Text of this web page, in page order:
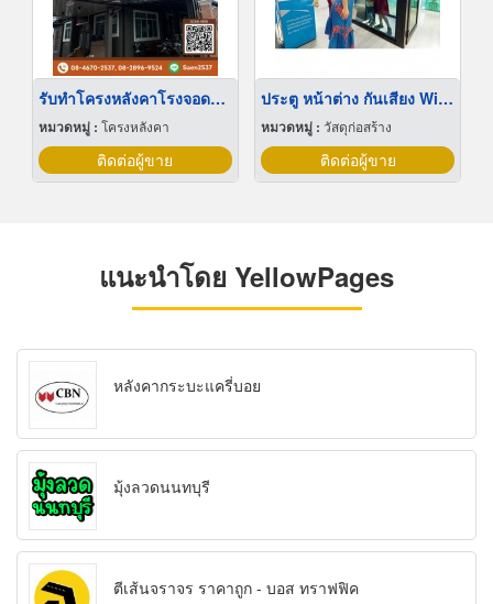
รับทำโครงหลังคาโรงจอดรถ นนทบุรี
หมวดหมู่ : โครงหลังคา
ติดต่อผู้ขาย
ประตู หน้าต่าง กันเสียง Windsor scg
หมวดหมู่ : วัสดุก่อสร้าง
ติดต่อผู้ขาย
แนะนำโดย YellowPages
หลังคากระบะแครี่บอย
มุ้งลวดนนทบุรี
ตีเส้นจราจร ราคาถูก - บอส ทราฟฟิค